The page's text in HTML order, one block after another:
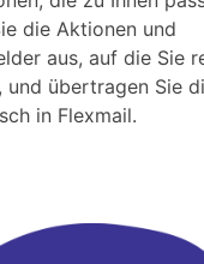
die Aktionen und
aus, auf die Sie
und übertragen Sie
in Flexmail.